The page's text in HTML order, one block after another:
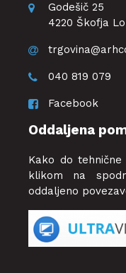
Godešič 25
4220 Škofja
040 819 079
Facebook
Oddaljena
Kako do
klikom na
oddaljeno